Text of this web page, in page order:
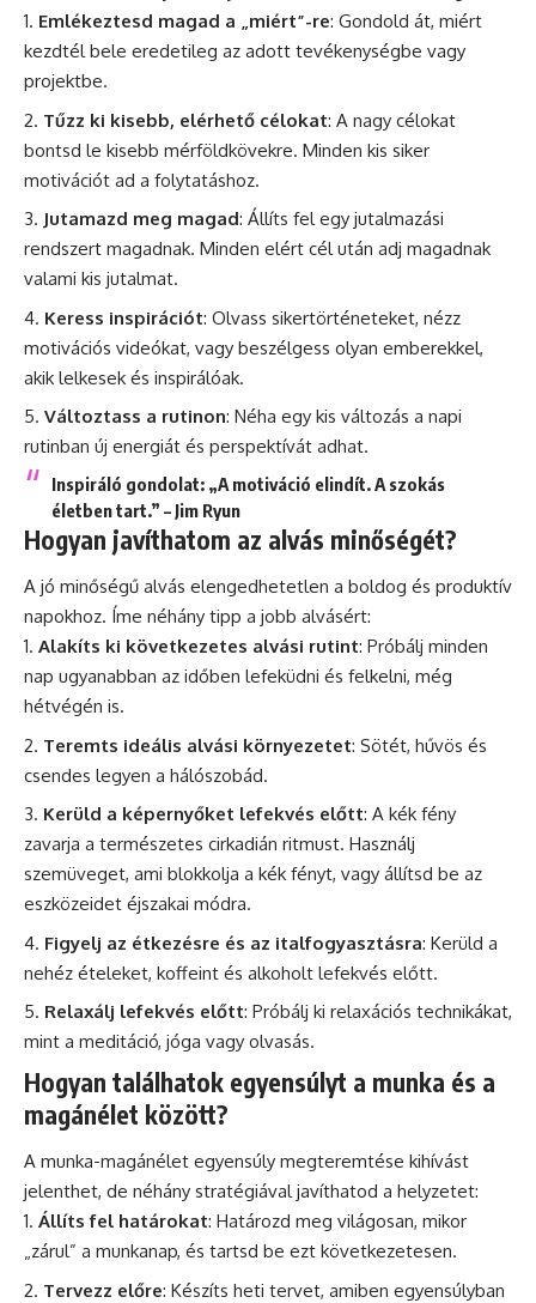
Emlékeztesd magad a „miért”-re: Gondold át, miért
kezdtél bele eredetileg az adott tevékenységbe vagy
projektbe.
Tűzz ki kisebb, elérhető célokat: A nagy célokat
bontsd le kisebb mérföldkövekre. Minden kis siker
motivációt ad a folytatáshoz.
Jutamazd meg magad: Állíts fel egy jutalmazási
rendszert magadnak. Minden elért cél után adj magadnak
valami kis jutalmat.
Keress inspirációt: Olvass sikertörténeteket, nézz
motivációs videókat, vagy beszélgess olyan emberekkel,
akik lelkesek és inspirálóak.
Változtass a rutinon: Néha egy kis változás a napi
rutinban új energiát és perspektívát adhat.
Inspiráló gondolat: „A motiváció elindít. A szokás
életben tart.” – Jim Ryun
Hogyan javíthatom az alvás minőségét?
A jó minőségű alvás elengedhetetlen a boldog és produktív
napokhoz. Íme néhány tipp a jobb alvásért:
Alakíts ki következetes alvási rutint: Próbálj minden
nap ugyanabban az időben lefeküdni és felkelni, még
hétvégén is.
Teremts ideális alvási környezetet: Sötét, hűvös és
csendes legyen a hálószobád.
Kerüld a képernyőket lefekvés előtt: A kék fény
zavarja a természetes cirkadián ritmust. Használj
szemüveget, ami blokkolja a kék fényt, vagy állítsd be az
eszközeidet éjszakai módra.
Figyelj az étkezésre és az italfogyasztásra: Kerüld a
nehéz ételeket, koffeint és alkoholt lefekvés előtt.
Relaxálj lefekvés előtt: Próbálj ki relaxációs technikákat,
mint a meditáció, jóga vagy olvasás.
Hogyan találhatok egyensúlyt a munka és a
magánélet között?
A munka-magánélet egyensúly megteremtése kihívást
jelenthet, de néhány stratégiával javíthatod a helyzetet:
Állíts fel határokat: Határozd meg világosan, mikor
„zárul” a munkanap, és tartsd be ezt következetesen.
Tervezz előre: Készíts heti tervet, amiben egyensúlyban